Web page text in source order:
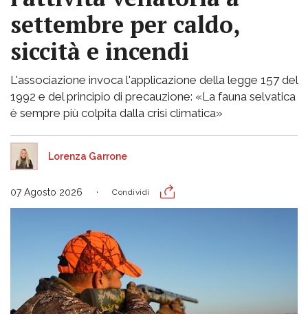
settembre per caldo,
siccità e incendi
L'associazione invoca l'applicazione della legge 157 del
1992 e del principio di precauzione: «La fauna selvatica
è sempre più colpita dalla crisi climatica»
Lorenza Garrone
07 Agosto 2026 Condividi